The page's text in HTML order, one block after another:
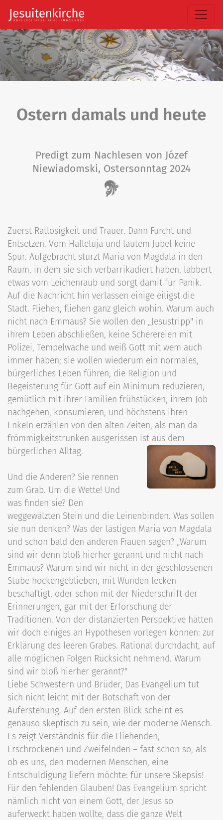
Ostern damals und heute
Predigt zum Nachlesen von Józef
Niewiadomski, Ostersonntag 2024
Zuerst Ratlosigkeit und Trauer. Dann Furcht und
Entsetzen. Vom Halleluja und lautem Jubel keine
Spur. Aufgebracht stürzt Maria von Magdala in den
Raum, in dem sie sich verbarrikadiert haben, labbert
etwas vom Leichenraub und sorgt damit für Panik.
Auf die Nachricht hin verlassen einige eiligst die
Stadt. Fliehen, fliehen ganz gleich wohin. Warum auch
nicht nach Emmaus? Sie wollen den „Jesustripp" in
ihrem Leben abschließen, keine Scherereien mit
Polizei, Tempelwache und weiß Gott mit wem auch
immer haben; sie wollen wiederum ein normales,
bürgerliches Leben führen, die Religion und
Begeisterung für Gott auf ein Minimum reduzieren,
gemütlich mit ihrer Familien frühstücken, ihrem Job
nachgehen, konsumieren, und höchstens ihren
Enkeln erzählen von den alten Zeiten, als man da
frömmigkeitstrunken ausgerissen ist aus dem
bürgerlichen Alltag.
Und die Anderen? Sie rennen
zum Grab. Um die Wette! Und
was finden sie? Den
weggewälzten Stein und die Leinenbinden. Was sollen
sie nun denken? Was der lästigen Maria von Magdala
und schon bald den anderen Frauen sagen? „Warum
sind wir denn bloß hierher gerannt und nicht nach
Emmaus? Warum sind wir nicht in der geschlossenen
Stube hockengeblieben, mit Wunden lecken
beschäftigt, oder schon mit der Niederschrift der
Erinnerungen, gar mit der Erforschung der
Traditionen. Von der distanzierten Perspektive hätten
wir doch einiges an Hypothesen vorlegen können: zur
Erklärung des leeren Grabes. Rational durchdacht, auf
alle möglichen Folgen Rücksicht nehmend. Warum
sind wir bloß hierher gerannt?"
Liebe Schwestern und Brüder, Das Evangelium tut
sich nicht leicht mit der Botschaft von der
Auferstehung. Auf den ersten Blick scheint es
genauso skeptisch zu sein, wie der moderne Mensch.
Es zeigt Verständnis für die Fliehenden,
Erschrockenen und Zweifelnden – fast schon so, als
ob es uns, den modernen Menschen, eine
Entschuldigung liefern möchte: für unsere Skepsis!
Für den fehlenden Glauben! Das Evangelium spricht
nämlich nicht von einem Gott, der Jesus so
auferweckt haben wollte, dass die ganze Welt